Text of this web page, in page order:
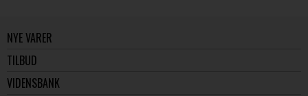
NYE VARER
TILBUD
VIDENSBANK